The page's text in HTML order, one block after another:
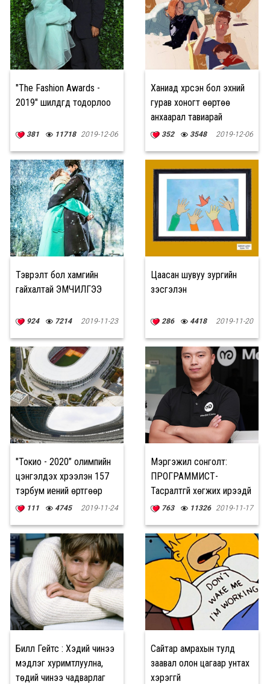
"The Fashion Awards -
2019" шилдгүүд тодорлоо
381 11718 2019-12-06
Ханиад хүрсэн бол эхний
гурав хоногт өөртөө
анхаарал тавиарай
352 3548 2019-12-06
Тэврэлт бол хамгийн
гайхалтай ЭМЧИЛГЭЭ
924 7214 2019-11-23
Цаасан шувуу зургийн
үзэсгэлэн
286 4418 2019-11-20
"Токио - 2020” олимпийн
цэнгэлдэх хүрээлэн 157
тэрбум иений өртгөөр
бослоо
111 4745 2019-11-24
Мэргэжил сонголт:
ПРОГРАММИСТ-
Тасралтгүй хөгжих ирээдүй
763 11326 2019-11-17
Билл Гейтс : Хэдий чинээ
мэдлэг хуримтлуулна,
төдий чинээ чадварлаг
Сайтар амрахын тулд
заавал олон цагаар унтах
хэрэггүй